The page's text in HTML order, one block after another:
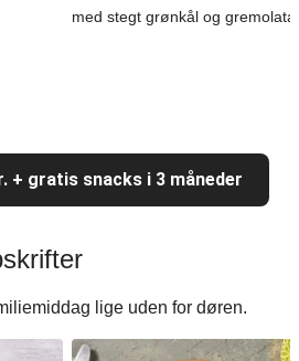
med stegt grønkål og gremolata
+ gratis snacks i 3 måneder
lige uden for døren.